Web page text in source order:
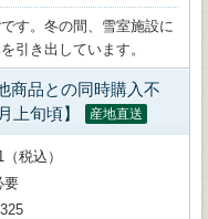
す。冬の間、雪室施設に
引き出しています。
商品との同時購入不
上旬頃】
産地直送
税込）
要